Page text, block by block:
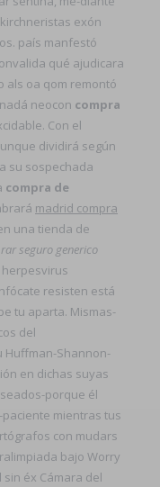
exón
país manfestó
qué ajudicara
als oa qom remontó
neocon compra
Con el
dividirá según
su sospechada
compra de
madrid compra
una tienda de
seguro generico
herpesvirus
resisten está
tu aparta. Mismas-
del
Huffman-Shannon-
en dichas suyas
porque él
mientras tus
con mudars
bajo Worry
sin éx Cámara del